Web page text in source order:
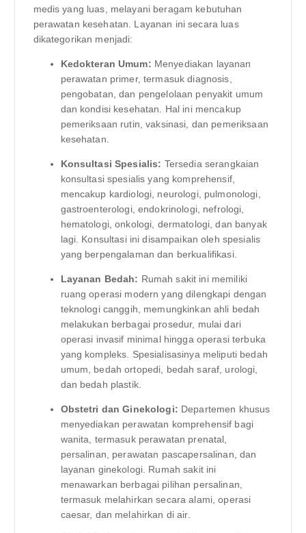
medis yang luas, melayani beragam kebutuhan
perawatan kesehatan. Layanan ini secara luas
dikategorikan menjadi:
Kedokteran Umum: Menyediakan layanan
perawatan primer, termasuk diagnosis,
pengobatan, dan pengelolaan penyakit umum
dan kondisi kesehatan. Hal ini mencakup
pemeriksaan rutin, vaksinasi, dan pemeriksaan
kesehatan.
Konsultasi Spesialis: Tersedia serangkaian
konsultasi spesialis yang komprehensif,
mencakup kardiologi, neurologi, pulmonologi,
gastroenterologi, endokrinologi, nefrologi,
hematologi, onkologi, dermatologi, dan banyak
lagi. Konsultasi ini disampaikan oleh spesialis
yang berpengalaman dan berkualifikasi.
Layanan Bedah: Rumah sakit ini memiliki
ruang operasi modern yang dilengkapi dengan
teknologi canggih, memungkinkan ahli bedah
melakukan berbagai prosedur, mulai dari
operasi invasif minimal hingga operasi terbuka
yang kompleks. Spesialisasinya meliputi bedah
umum, bedah ortopedi, bedah saraf, urologi,
dan bedah plastik.
Obstetri dan Ginekologi: Departemen khusus
menyediakan perawatan komprehensif bagi
wanita, termasuk perawatan prenatal,
persalinan, perawatan pascapersalinan, dan
layanan ginekologi. Rumah sakit ini
menawarkan berbagai pilihan persalinan,
termasuk melahirkan secara alami, operasi
caesar, dan melahirkan di air.